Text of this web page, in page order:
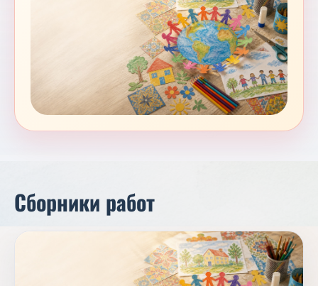
Сборники работ